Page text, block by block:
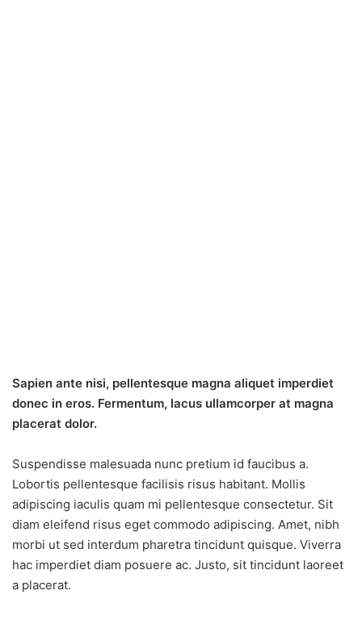
Sapien ante nisi, pellentesque magna aliquet imperdiet
donec in eros. Fermentum, lacus ullamcorper at magna
placerat dolor.
Suspendisse malesuada nunc pretium id faucibus a.
Lobortis pellentesque facilisis risus habitant. Mollis
adipiscing iaculis quam mi pellentesque consectetur. Sit
diam eleifend risus eget commodo adipiscing. Amet, nibh
morbi ut sed interdum pharetra tincidunt quisque. Viverra
hac imperdiet diam posuere ac. Justo, sit tincidunt laoreet
a placerat.